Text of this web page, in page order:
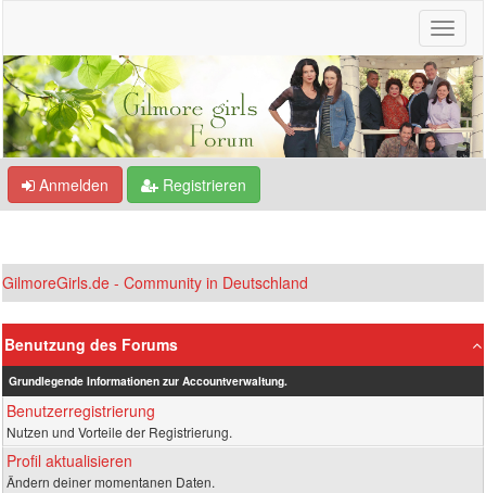
Anmelden Registrieren
GilmoreGirls.de - Community in Deutschland
Benutzung des Forums
Grundlegende Informationen zur Accountverwaltung.
Benutzerregistrierung
Nutzen und Vorteile der Registrierung.
Profil aktualisieren
Ändern deiner momentanen Daten.